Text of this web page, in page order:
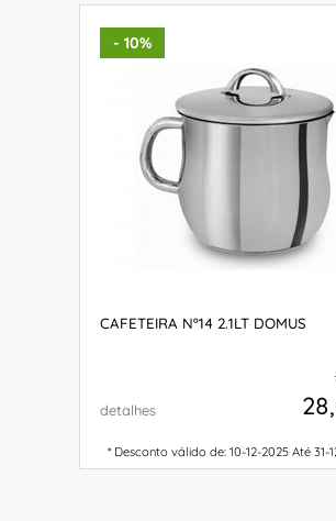
- 10%
CAFETEIRA Nº14 2.1LT DOMUS
detalhes
* Desconto válido de: 10-12-2025 Até 31-